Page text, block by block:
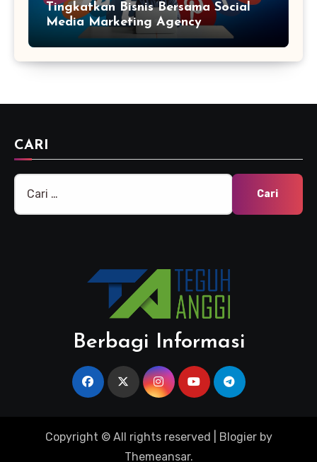
Tingkatkan Bisnis Bersama Social
Media Marketing Agency
CARI
Cari
Berbagi Informasi
Copyright © All rights reserved Blogierby
Themeansar.